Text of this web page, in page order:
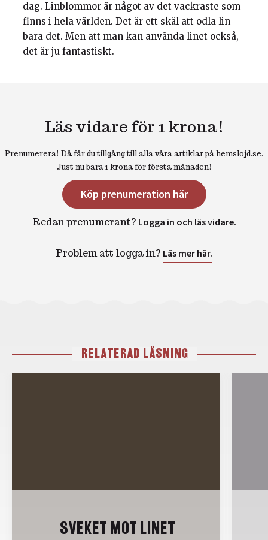
dag. Linblommor är något av det vackraste som
finns i hela världen. Det är ett skäl att odla lin
bara det. Men att man kan använda linet också,
det är ju fantastiskt.
Läs vidare för 1 krona!
Prenumerera! Då får du tillgång till alla våra artiklar på hemslojd.se.
Just nu bara 1 krona för första månaden!
Köp prenumeration här
Redan prenumerant? Logga in och läs vidare.
Problem att logga in? Läs mer här.
RELATERAD LÄSNING
SVEKET MOT LINET